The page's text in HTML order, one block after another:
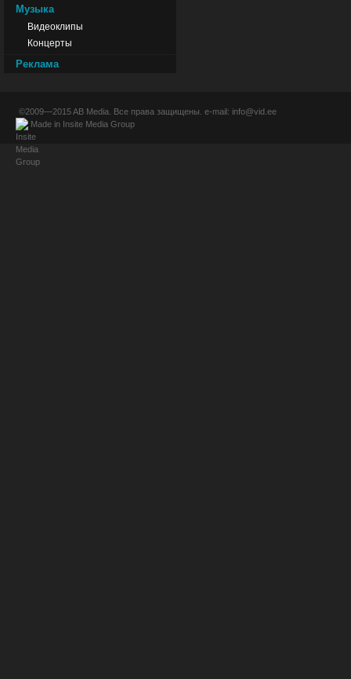
Музыка
Видеоклипы
Концерты
Реклама
©2009—2015AB Media . Все права защищены. e-mail: info@vid.ee
Made in Insite Media Group